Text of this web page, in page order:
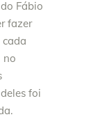
Fábio
fazer
cada
no
foi